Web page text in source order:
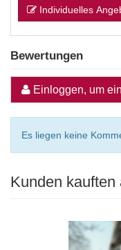
Individuelles
Bewertungen
Einloggen, um
Es liegen keine
Kunden kauften